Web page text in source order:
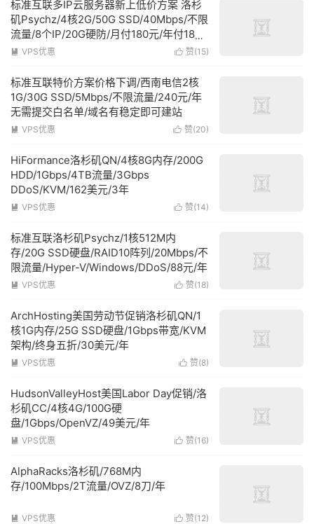
标准互联多IP云服务器新上低价方案 洛杉
矶Psychz/4核2G/50G SSD/40Mbps/不限
流量/8个IP/20G硬防/月付180元/年付1800
元
 赞(15)
 VPS优惠
标准互联特价方案价格下调/西南电信2核
1G/30G SSD/5Mbps/不限流量/240元/年
无需提交白名单/域名有稳定即可建站
 赞(20)
 VPS优惠
HiFormance洛杉矶QN/4核8G内存/200G
HDD/1Gbps/4TB流量/3Gbps
DDoS/KVM/162美元/3年
 赞(14)
 VPS优惠
标准互联洛杉矶Psychz/1核512M内
存/20G SSD硬盘/RAID10阵列/20Mbps/不
限流量/Hyper-V/Windows/DDoS/88元/年
 赞(18)
 VPS优惠
ArchHosting美国劳动节促销洛杉矶QN/1
核1G内存/25G SSD硬盘/1Gbps带宽/KVM
架构/终身五折/30美元/年
 赞(8)
 VPS优惠
HudsonValleyHost美国Labor Day促销/洛
杉矶CC/4核4G/100G硬
盘/1Gbps/OpenVZ/49美元/年
 赞(16)
 VPS优惠
AlphaRacks洛杉矶/768M内
存/100Mbps/2T流量/OVZ/8刀/年
 赞(12)
 VPS优惠